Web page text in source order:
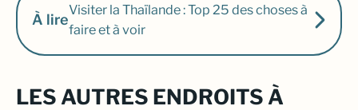
À lire
Visiter la Thaïlande : Top 25 des choses à
faire et à voir
LES AUTRES ENDROITS À